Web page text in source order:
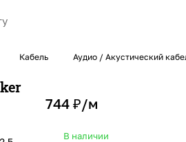
Кабель Аудио / Акустический
744 ₽/м
В наличии